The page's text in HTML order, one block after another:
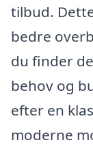
tilbud.
bedre
du finder
behov og
efter en
moderne